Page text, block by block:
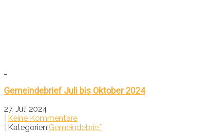
…
Gemeindebrief Juli bis Oktober 2024
27. Juli 2024
Keine Kommentare
| Kategorien:Gemeindebrief